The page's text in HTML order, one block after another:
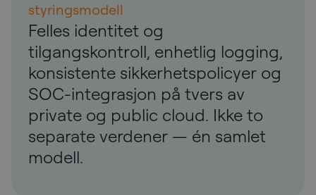
styringsmodell
Felles identitet og
tilgangskontroll, enhetlig logging,
konsistente sikkerhetspolicyer og
SOC-integrasjon på tvers av
private og public cloud. Ikke to
separate verdener — én samlet
modell.